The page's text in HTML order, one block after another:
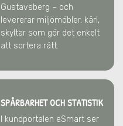
Gustavsberg – och
levererar miljömöbler, kärl,
skyltar som gör det enkelt
att sortera rätt.
SPÅRBARHET OCH STATISTIK
I kundportalen eSmart ser